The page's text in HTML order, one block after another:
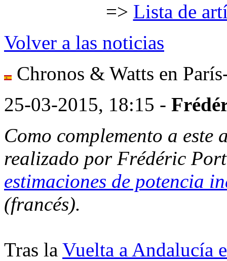
=> Lista de
Volver a las noticias
Chronos & Watts en
25-03-2015, 18:15 -
Como complemento a
realizado por Frédéric
estimaciones de potencia
(francés).
Tras la Vuelta a Andalucía